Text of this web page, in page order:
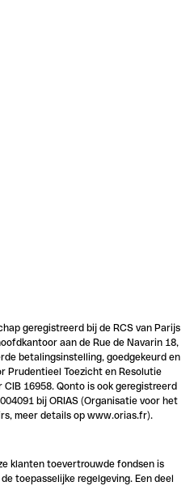
geregistreerd bij de RCS van Parijs
aan de Rue de Navarin 18,
betalingsinstelling, goedgekeurd en
Prudentieel Toezicht en Resolutie
16958. Qonto is ook geregistreerd
bij ORIAS (Organisatie voor het
meer details op www.orias.fr).
klanten toevertrouwde fondsen is
toepasselijke regelgeving. Een deel